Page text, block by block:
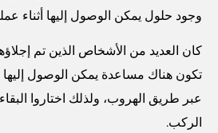
وجود حلول يمكن الوصول إليها أثناء
كان العديد من الأشخاص الذين تم
تكون هناك مساعدة يمكن الوصول إليها
عبر طريق الهروب، ولذلك اختاروا
الركب.